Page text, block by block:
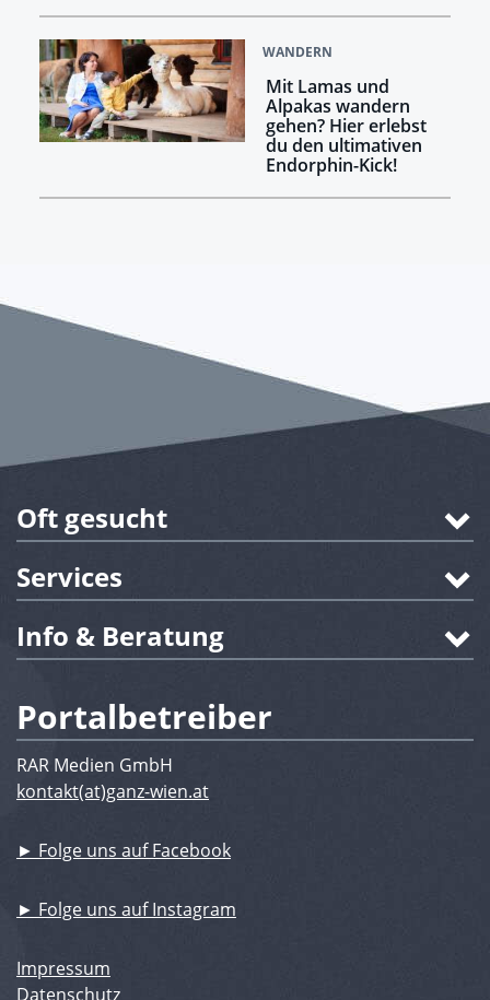
WANDERN
Mit Lamas und
Alpakas wandern
gehen? Hier erlebst
du den ultimativen
Endorphin-Kick!
Oft gesucht
Services
Info & Beratung
Portalbetreiber
RAR Medien GmbH
kontakt(at)ganz-wien.at
► Folge uns auf Facebook
► Folge uns auf Instagram
Impressum
Datenschutz